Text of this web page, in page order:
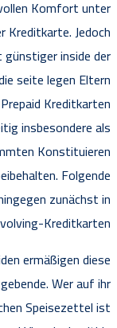
Komfort unter
Kreditkarte. Jedoch
inside der
seite legen Eltern
Kreditkarten
insbesondere als
Konstituieren
Folgende
zunächst in
Kreditkarten.
ermäßigen diese
Wer auf ihr
Speisezettel ist